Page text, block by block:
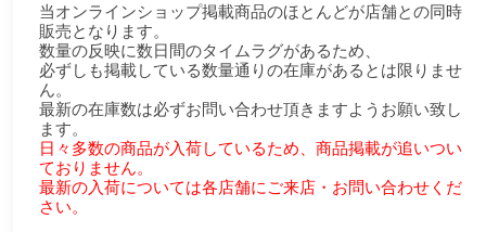
当オンラインショップ掲載商品のほとんどが店舗との同時
販売となります。
数量の反映に数日間のタイムラグがあるため、
必ずしも掲載している数量通りの在庫があるとは限りませ
ん。
最新の在庫数は必ずお問い合わせ頂きますようお願い致し
ます。
日々多数の商品が入荷しているため、商品掲載が追いつい
ておりません。
最新の入荷については各店舗にご来店・お問い合わせくだ
さい。